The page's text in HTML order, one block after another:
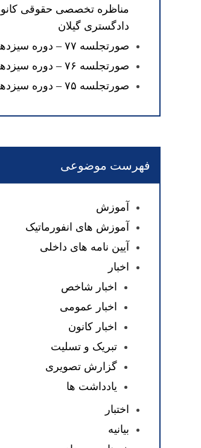
مناظره تخصصی حقوقی
دادگستری گیلان
صورتجلسه ۷۷ – دوره سیزدهم
صورتجلسه ۷۶ – دوره سیزدهم
صورتجلسه ۷۵ – دوره سیزدهم
فهرست موضوعی
آموزش
آموزش های انفورماتیک
آیین نامه های داخلی
اخبار
اخبار شاخص
اخبار عمومی
اخبار کانون
تبریک و تسلیت
گزارش تصویری
یادداشت ها
اختبار
بیانیه